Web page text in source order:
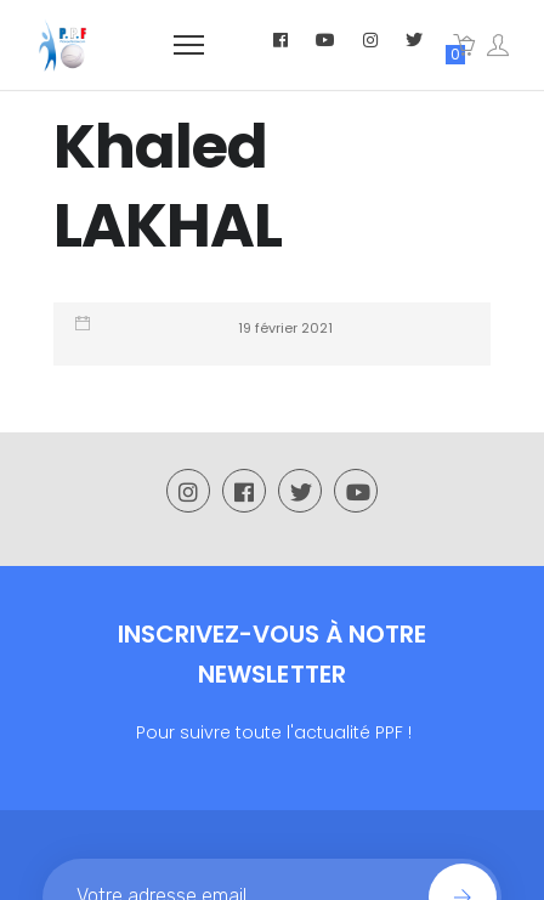
0
Khaled
LAKHAL
19 février 2021
INSCRIVEZ-VOUS À NOTRE
NEWSLETTER
Pour suivre toute l'actualité PPF !